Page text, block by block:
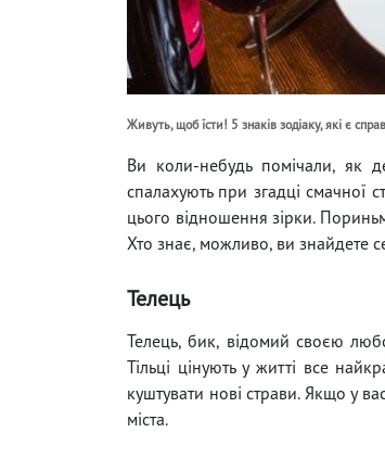
Живуть, щоб їсти! 5 знаків зодіаку, які є
Ви коли-небудь помічали, як
спалахують при згадці смачної
цього відношення зірки.
Хто знає, можливо, ви знайдете
Телець
Телець, бик, відомий своєю
Тільці цінують у житті все
куштувати нові страви. Якщо у
міста.